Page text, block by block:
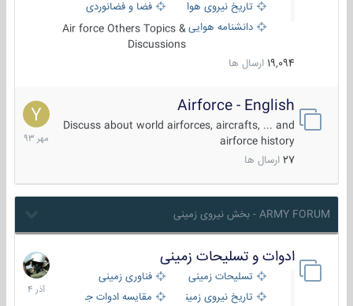
تاریخ نیروی هوایی
فضا و فضانوردی
دانشنامه هواییAir force Others Topics &
Discussions
19,094 ارسال ها
Airforce - English
Discuss about world airforces, aircrafts, ... and
airforce history
27 ارسال ها
15
مهر
1393
ARMY FORUM - بخش نیروی زمینی
ادوات و تسلیحات زمینی
تسلیحات زمینی
فناوری زمینی
تاریخ نیروی زمینی
مقایسه ادوات جنگی
21
آذر
1404